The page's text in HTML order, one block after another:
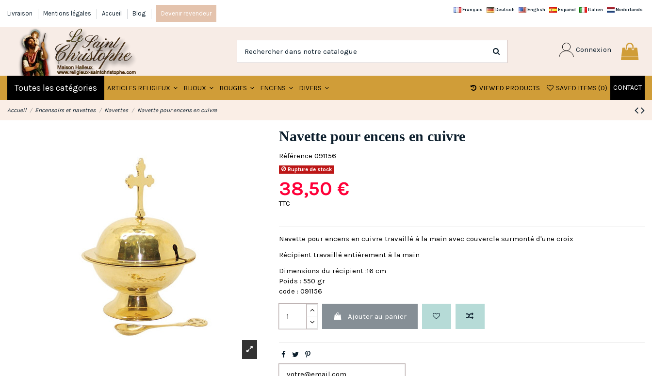
Livraison Mentions légales Accueil Blog Devenir revendeur
Français Deutsch English Español Italien Nederlands
Connexion
Toutes les catégories ARTICLES RELIGIEUX BIJOUX BOUGIES ENCENS DIVERS CONTACT
SAVED ITEMS (0)
VIEWED PRODUCTS
Accueil Encensoirs et navettes Navettes Navette pour encens en cuivre
Navette pour encens en cuivre
Référence 091156
Rupture de stock
38,50 €
TTC
Navette pour encens en cuivre travaillé à la main avec couvercle surmonté d'une croix
Récipient travaillé entièrement à la main
Dimensions du récipient :16 cm
Poids : 550 gr
code : 091156
Ajouter au panier